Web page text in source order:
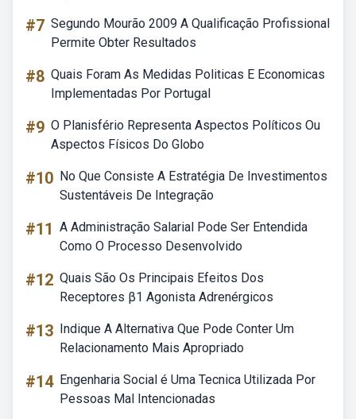
#7 Segundo Mourão 2009 A Qualificação Profissional
Permite Obter Resultados
#8 Quais Foram As Medidas Politicas E Economicas
Implementadas Por Portugal
#9 O Planisfério Representa Aspectos Políticos Ou
Aspectos Físicos Do Globo
#10 No Que Consiste A Estratégia De Investimentos
Sustentáveis De Integração
#11 A Administração Salarial Pode Ser Entendida
Como O Processo Desenvolvido
#12 Quais São Os Principais Efeitos Dos
Receptores β1 Agonista Adrenérgicos
#13 Indique A Alternativa Que Pode Conter Um
Relacionamento Mais Apropriado
#14 Engenharia Social é Uma Tecnica Utilizada Por
Pessoas Mal Intencionadas